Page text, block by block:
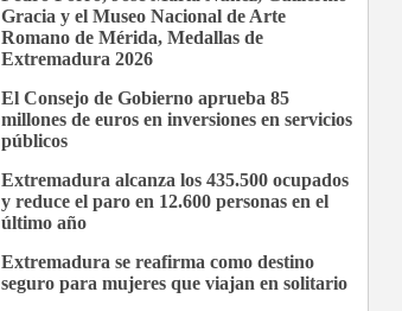
Gracia y el Museo Nacional de Arte
Romano de Mérida, Medallas de
Extremadura 2026
El Consejo de Gobierno aprueba 85
millones de euros en inversiones en servicios
públicos
Extremadura alcanza los 435.500 ocupados
y reduce el paro en 12.600 personas en el
último año
Extremadura se reafirma como destino
seguro para mujeres que viajan en solitario